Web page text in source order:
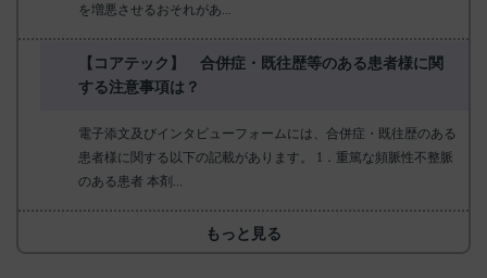
を増悪させるおそれがあ...
【コアテック】 合併症・既往歴等のある患者様に関
する注意事項は？
電子添文及びインタビューフォームには、合併症・既往歴のある
患者様に関する以下の記載があります。 1．重篤な頻脈性不整脈
のある患者 本剤...
もっと見る